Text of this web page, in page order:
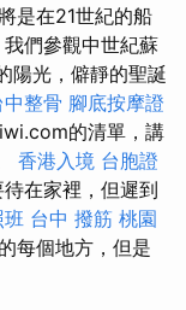
是在21世紀的船
們參觀中世紀蘇
陽光，僻靜的聖誕
中整骨 腳底按摩證
的清單，講
香港入境 台胞證
在家裡，但遲到
台中 撥筋 桃園
每個地方，但是